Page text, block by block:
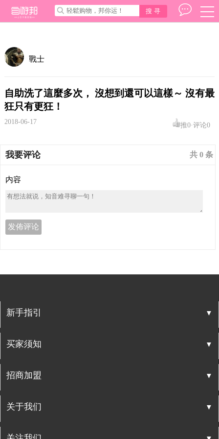
搜 寻
選
單
戰士
自助洗了這麼多次， 沒想到還可以這樣～ 沒有最
狂只有更狂！
2018-06-17 推0·评论0
我要评论 共 0 条
内容
发佈评论
新手指引 ▼
买家须知 ▼
招商加盟 ▼
关于我们 ▼